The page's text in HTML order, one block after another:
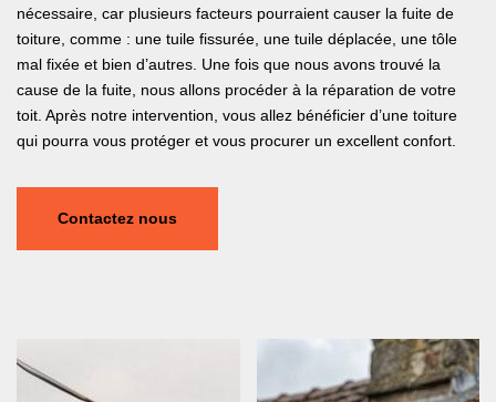
nécessaire, car plusieurs facteurs pourraient causer la fuite de
toiture, comme : une tuile fissurée, une tuile déplacée, une tôle
mal fixée et bien d’autres. Une fois que nous avons trouvé la
cause de la fuite, nous allons procéder à la réparation de votre
toit. Après notre intervention, vous allez bénéficier d’une toiture
qui pourra vous protéger et vous procurer un excellent confort.
Contactez nous